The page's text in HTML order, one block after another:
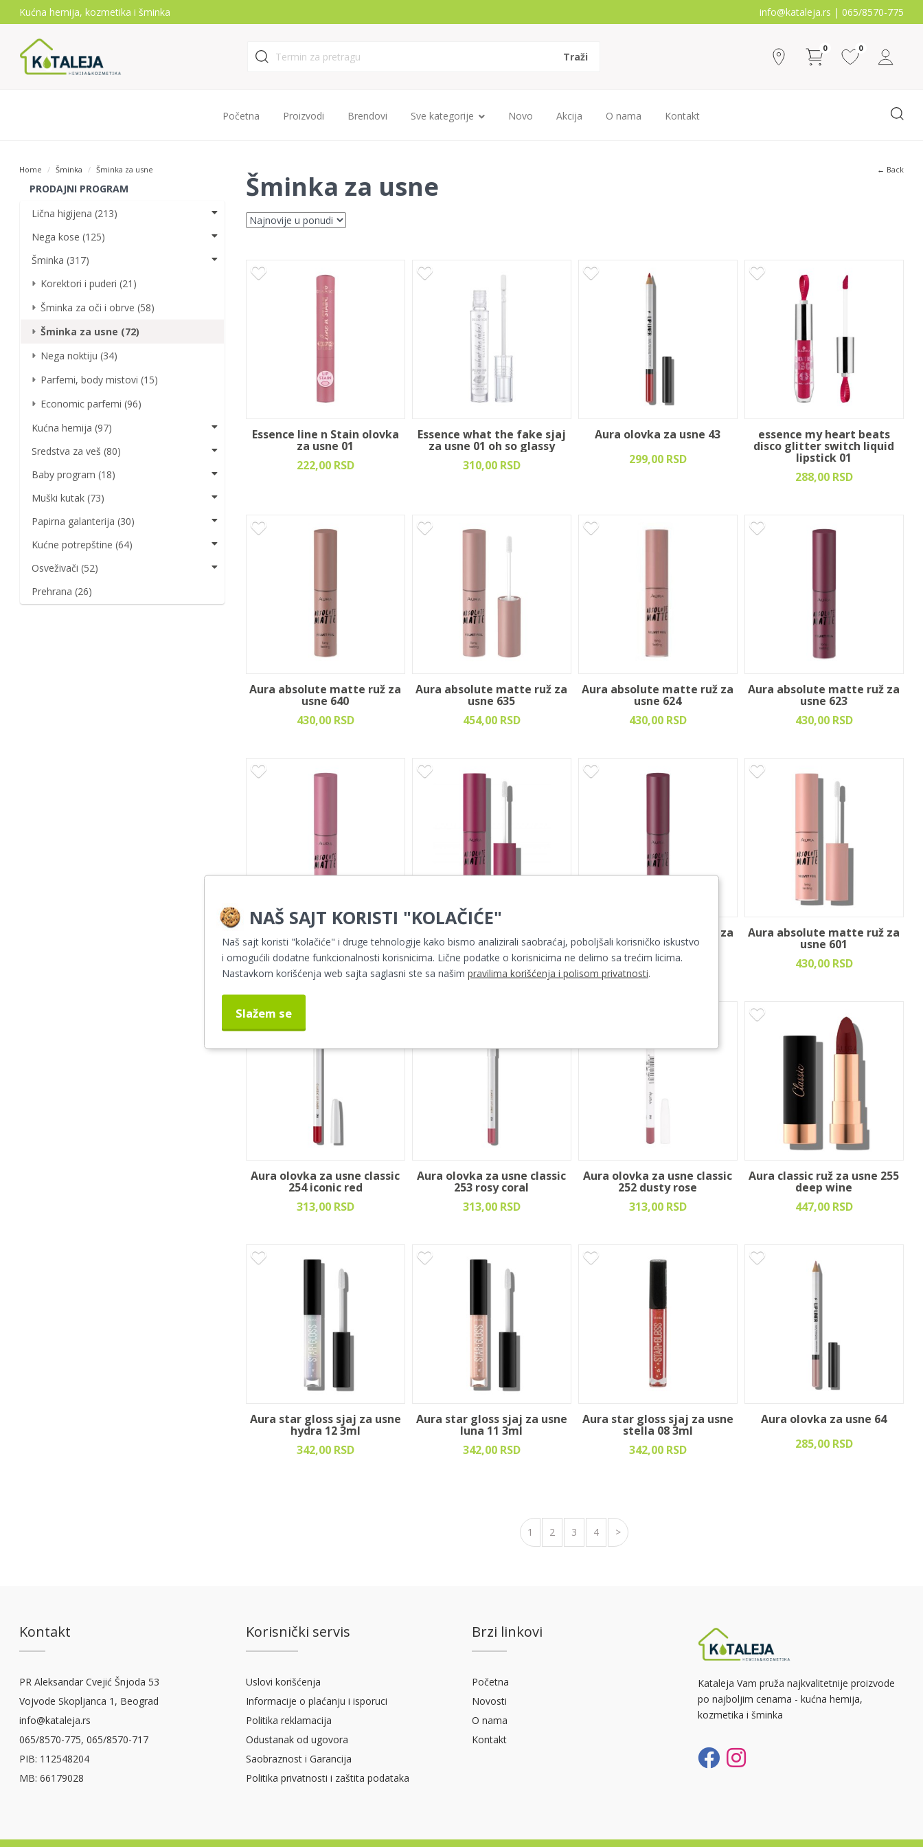
Kućna hemija, kozmetika i šminka info@kataleja.rs | 065/8570-775
0 0
Početna Proizvodi Brendovi Sve kategorije Novo Akcija O nama Kontakt
Home Šminka Šminka za usne ← Back
PRODAJNI PROGRAM
Lična higijena (213)
Nega kose (125)
Šminka (317)
Korektori i puderi (21)
Šminka za oči i obrve (58)
Šminka za usne (72)
Nega noktiju (34)
Parfemi, body mistovi (15)
Economic parfemi (96)
Kućna hemija (97)
Sredstva za veš (80)
Baby program (18)
Muški kutak (73)
Papirna galanterija (30)
Kućne potrepštine (64)
Osveživači (52)
Prehrana (26)
Šminka za usne
Essence line n Stain olovka
za usne 01
222,00 RSD
Essence what the fake sjaj
za usne 01 oh so glassy
310,00 RSD
Aura olovka za usne 43
299,00 RSD
essence my heart beats
disco glitter switch liquid
lipstick 01
288,00 RSD
Aura absolute matte ruž za
usne 640
430,00 RSD
Aura absolute matte ruž za
usne 635
454,00 RSD
Aura absolute matte ruž za
usne 624
430,00 RSD
Aura absolute matte ruž za
usne 623
430,00 RSD
Aura absolute matte ruž za
usne 613
430,00 RSD
usne 611
430,00 RSD
Aura absolute matte ruž za
usne 605
430,00 RSD
Aura absolute matte ruž za
usne 601
430,00 RSD
Aura olovka za usne classic
254 iconic red
313,00 RSD
Aura olovka za usne classic
253 rosy coral
313,00 RSD
Aura olovka za usne classic
252 dusty rose
313,00 RSD
Aura classic ruž za usne 255
deep wine
447,00 RSD
Aura star gloss sjaj za usne
hydra 12 3ml
342,00 RSD
Aura star gloss sjaj za usne
luna 11 3ml
342,00 RSD
Aura star gloss sjaj za usne
stella 08 3ml
342,00 RSD
Aura olovka za usne 64
285,00 RSD
1 2 3 4 >
Kontakt
PR Aleksandar Cvejić Šnjoda 53
Vojvode Skopljanca 1, Beograd
info@kataleja.rs
065/8570-775, 065/8570-717
PIB: 112548204
MB: 66179028
Korisnički servis
Uslovi korišćenja
Informacije o plaćanju i isporuci
Politika reklamacija
Odustanak od ugovora
Saobraznost i Garancija
Politika privatnosti i zaštita podataka
Brzi linkovi
Početna
Novosti
O nama
Kontakt
Kataleja Vam pruža najkvalitetnije proizvode
po najboljim cenama - kućna hemija,
kozmetika i šminka
NAŠ SAJT KORISTI "KOLAČIĆE"
Naš sajt koristi "kolačiće" i druge tehnologije kako bismo analizirali saobraćaj, poboljšali korisničko iskustvo
i omogućili dodatne funkcionalnosti korisnicima. Lične podatke o korisnicima ne delimo sa trećim licima.
Nastavkom korišćenja web sajta saglasni ste sa našim pravilima korišćenja i polisom privatnosti.
Slažem se